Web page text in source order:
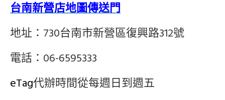
台南新營店地圖傳送門
地址：730台南市新營區復興路312號
電話：06-6595333
eTag代辦時間從每週日到週五